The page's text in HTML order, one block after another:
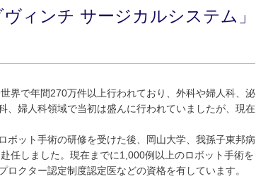
ィンチ サージカルシステム」
界で年間270万件以上行われており、外科や婦人科、泌
、婦人科領域で当初は盛んに行われていましたが、現在
ボット手術の研修を受けた後、岡山大学、我孫子東邦病
任しました。現在までに1,000例以上のロボット手術を
クター認定制度認定医などの資格を有しています。